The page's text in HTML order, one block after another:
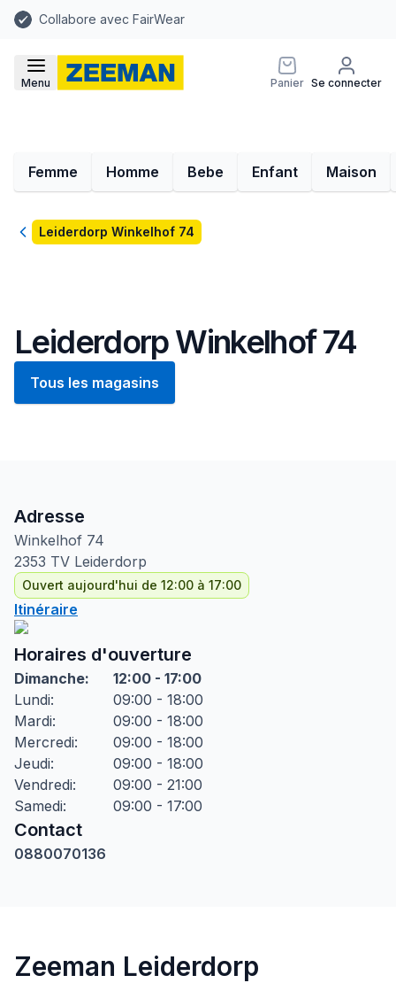
Collabore avec FairWear
Menu Panier Se connecter
Femme Homme Bebe Enfant Maison
RetourLeiderdorp Winkelhof 74
Leiderdorp Winkelhof 74
Tous les magasins
Adresse
Winkelhof 74
2353 TV Leiderdorp
Ouvert aujourd'hui de 12:00 à 17:00
Itinéraire
Horaires d'ouverture
Dimanche:
12:00 - 17:00
Lundi:
09:00 - 18:00
Mardi:
09:00 - 18:00
Mercredi:
09:00 - 18:00
Jeudi:
09:00 - 18:00
Vendredi:
09:00 - 21:00
Samedi: 09:00 - 17:00
Contact
0880070136
Zeeman Leiderdorp